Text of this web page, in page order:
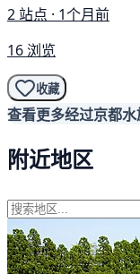
2 站点 · 1个月前
16 浏览
收藏
查看更多经过京都
附近地区